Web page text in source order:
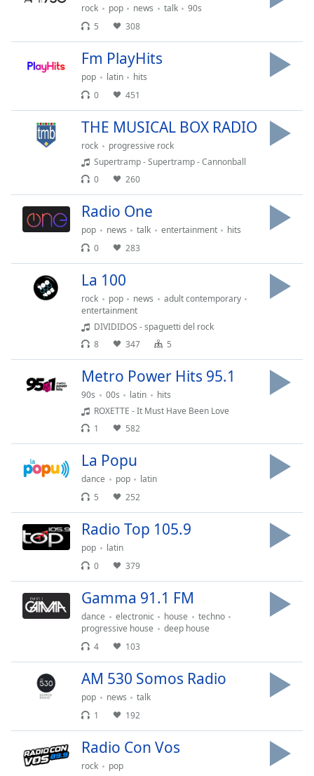
Reset
rock pop news talk
90s
5
308
Fm PlayHits
pop latin
hits
0
451
THE MUSICAL BOX RADIO
rock
progressive rock
Supertramp - Supertramp - Cannonball
0
260
Radio One
pop news talk entertainment
hits
0
283
La 100
rock pop news
adult contemporary
entertainment
DIVIDIDOS - spaguetti del rock
8
347 5
Metro Power Hits 95.1
90s 00s latin
hits
ROXETTE - It Must Have Been Love
1
582
La Popu
dance pop
latin
5
252
Radio Top 105.9
pop
latin
0
379
Gamma 91.1 FM
dance electronic house
techno
progressive house
deep house
4
103
AM 530 Somos Radio
pop news
talk
1
192
Radio Con Vos
rock pop